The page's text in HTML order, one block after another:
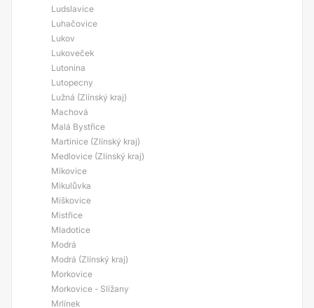
Ludslavice
Luhačovice
Lukov
Lukoveček
Lutonina
Lutopecny
Lužná (Zlínský kraj)
Machová
Malá Bystřice
Martinice (Zlínský kraj)
Medlovice (Zlínský kraj)
Míkovice
Mikulůvka
Míškovice
Mistřice
Mladotice
Modrá
Modrá (Zlínský kraj)
Morkovice
Morkovice - Slížany
Mrlínek